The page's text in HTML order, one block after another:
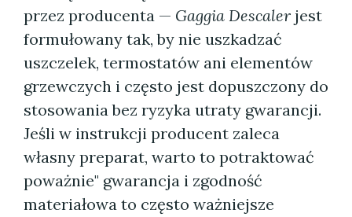
przez producenta — Gaggia Descaler jest
formułowany tak, by nie uszkadzać
uszczelek, termostatów ani elementów
grzewczych i często jest dopuszczony do
stosowania bez ryzyka utraty gwarancji.
Jeśli w instrukcji producent zaleca
własny preparat, warto to potraktować
poważnie" gwarancja i zgodność
materiałowa to często ważniejsze